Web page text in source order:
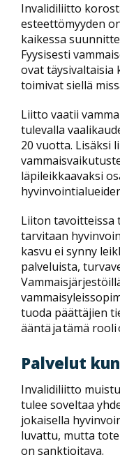
Invalidiliitto
esteettömyyden
kaikessa
Fyysisesti
ovat täysivaltaisia
toimivat siellä
Liitto vaatii
tulevalla
20 vuotta. Lisäksi
läpileikkaavaksi
Liiton tavoitteissa
tarvitaan
kasvu ei synny
palveluista,
tuoda päättäjien
ääntä ja tämä
Palvelut
Invalidiliitto
tulee soveltaa
jokaisella
luvattu, mutta
on sanktioitava.